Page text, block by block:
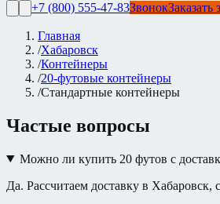
+7 (800) 555-47-83ЗвонокЗаказать
Главная
/Хабаровск
/Контейнеры
/20-футовые контейнеры
/Стандартные контейнеры
Частые вопросы
Можно ли купить 20 футов с
Да. Рассчитаем доставку в Хабаровск,